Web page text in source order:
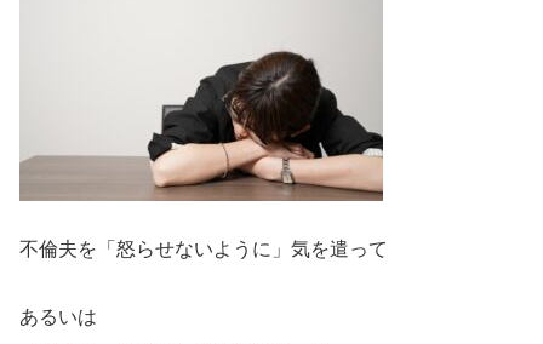
不倫夫を「怒らせないように」気を遣って
あるいは